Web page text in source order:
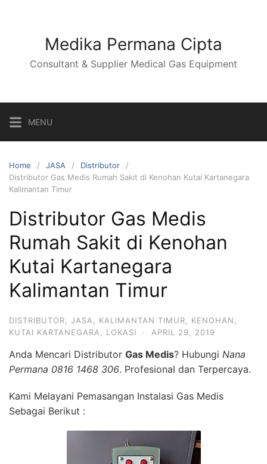
Medika Permana Cipta
Consultant & Supplier Medical Gas Equipment
MENU
Home JASA
Distributor
Distributor Gas Medis Rumah Sakit di Kenohan Kutai Kartanegara
Kalimantan Timur
Distributor Gas Medis
Rumah Sakit di Kenohan
Kutai Kartanegara
Kalimantan Timur
DISTRIBUTOR JASA KALIMANTAN TIMUR KENOHAN
KUTAI KARTANEGARA
LOKASI · APRIL 29, 2019
Anda Mencari Distributor Gas Medis? Hubungi Nana
Permana 0816 1468 306. Profesional dan Terpercaya.
Kami Melayani Pemasangan Instalasi Gas Medis
Sebagai Berikut :